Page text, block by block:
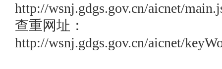
http://wsnj.gdgs.gov.cn/aicnet/
查重网址：
http://wsnj.gdgs.gov.cn/aicnet/